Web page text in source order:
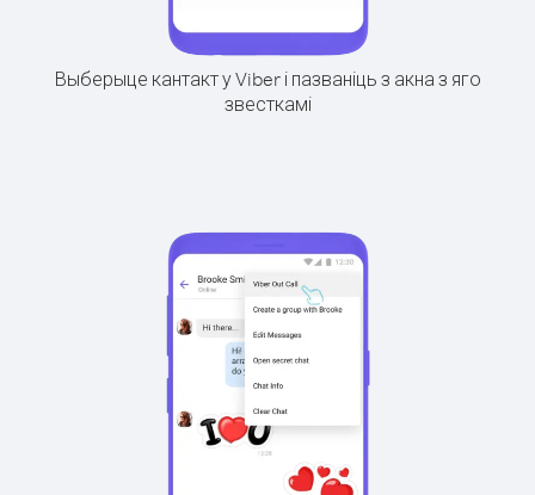
Выберыце кантакт у Viber і пазваніць з акна з яго
звесткамі